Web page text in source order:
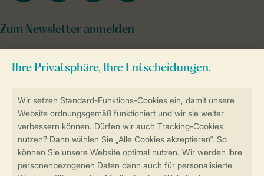
Sicher und schnell zur Online-Buchung
Sichere Datenübertragung
Sicheres Bezahlen
Zum Newsletter anmelden